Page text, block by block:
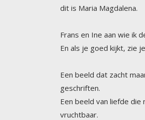
dit is Maria Magdalena.
Frans en Ine aan wie ik
En als je goed kijkt, zie
Een beeld dat zacht
geschriften.
Een beeld van liefde die
vruchtbaar.